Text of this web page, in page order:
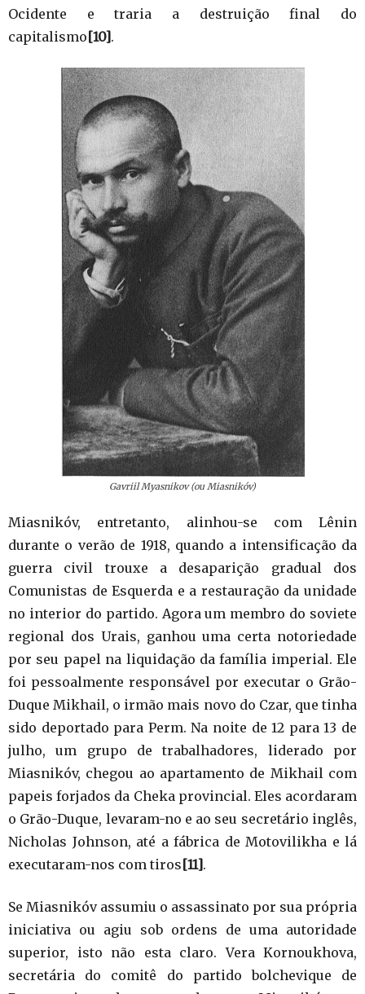
Ocidente e traria a destruição final do
capitalismo[10].
Gavriil Myasnikov (ou Miasnikóv)
Miasnikóv, entretanto, alinhou-se com Lênin
durante o verão de 1918, quando a intensificação da
guerra civil trouxe a desaparição gradual dos
Comunistas de Esquerda e a restauração da unidade
no interior do partido. Agora um membro do soviete
regional dos Urais, ganhou uma certa notoriedade
por seu papel na liquidação da família imperial. Ele
foi pessoalmente responsável por executar o Grão-
Duque Mikhail, o irmão mais novo do Czar, que tinha
sido deportado para Perm. Na noite de 12 para 13 de
julho, um grupo de trabalhadores, liderado por
Miasnikóv, chegou ao apartamento de Mikhail com
papeis forjados da Cheka provincial. Eles acordaram
o Grão-Duque, levaram-no e ao seu secretário inglês,
Nicholas Johnson, até a fábrica de Motovilikha e lá
executaram-nos com tiros [11] .
Se Miasnikóv assumiu o assassinato por sua própria
iniciativa ou agiu sob ordens de uma autoridade
superior, isto não esta claro. Vera Kornoukhova,
secretária do comitê do partido bolchevique de